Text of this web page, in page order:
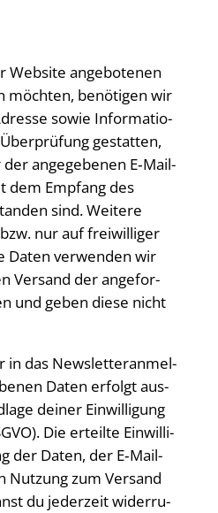
Web­site ange­bo­te­nen
möch­ten, benö­ti­gen wir
sowie Infor­ma­tio­
gestat­ten,
ange­ge­be­nen E‑Mail-
dem Emp­fang des
sind. Wei­te­re
nur auf frei­wil­li­ger
Daten ver­wen­den wir
Ver­sand der ange­for­
und geben die­se nicht
in das News­let­ter­an­mel­
Daten erfolgt aus­
dei­ner Ein­wil­li­gung
Die erteil­te Ein­wil­li­
der Daten, der E‑Mail-
Nut­zung zum Ver­sand
du jeder­zeit wider­ru­